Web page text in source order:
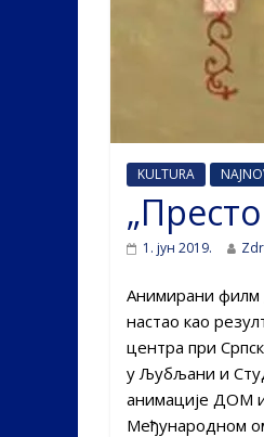
KULTURA
1. јун 2019.
Анимирани филм
настао као
центра при
у Љубљани и
анимације ДОМ
Међународном